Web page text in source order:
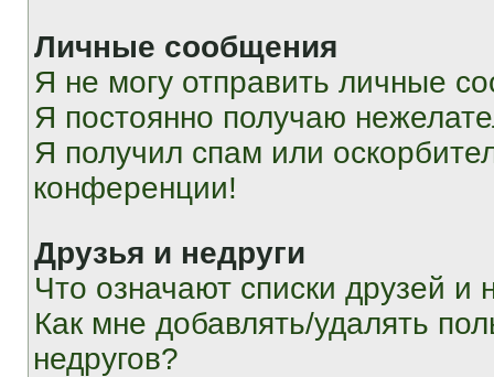
Личные сообщения
Я не могу отправить личные
Я постоянно получаю
Я получил спам или
конференции!
Друзья и недруги
Что означают списки друзей и
Как мне добавлять/удалять
недругов?